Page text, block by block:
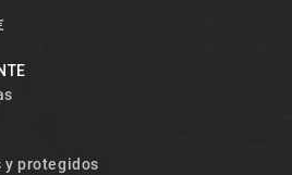
y protegidos